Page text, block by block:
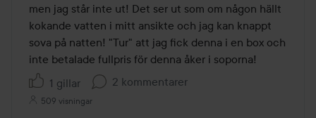
men jag står inte ut! Det ser ut som om någon hällt
kokande vatten i mitt ansikte och jag kan knappt
sova på natten! "Tur" att jag fick denna i en box och
inte betalade fullpris för denna åker i soporna!
1 gillar
2 kommentarer
509 visningar